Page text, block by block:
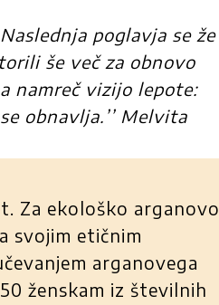
poglavja se že
še več za obnovo
namreč vizijo lepote:
obnavlja.’’ Melvita
Za ekološko arganovo
svojim etičnim
arganovega
ženskam iz številnih